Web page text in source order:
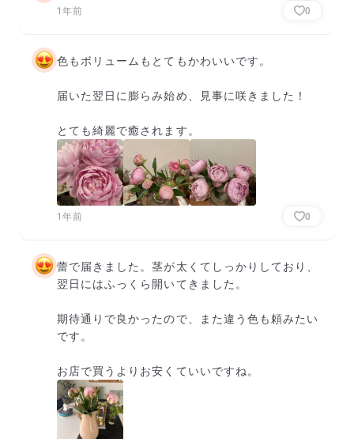
1年前 0
色もボリュームもとてもかわいいです。
届いた翌日に膨らみ始め、見事に咲きました！
とても綺麗で癒されます。
1年前 0
蕾で届きました。茎が太くてしっかりしており、
翌日にはふっくら開いてきました。
期待通りで良かったので、また違う色も頼みたい
です。
お店で買うよりお安くていいですね。